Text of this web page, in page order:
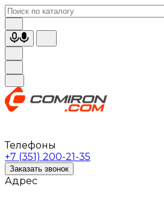
Телефоны
+7 (351) 200-21-35
Заказать звонок
Адрес